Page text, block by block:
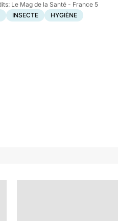
Le Mag de la Santé - France 5
INSECTE HYGIÈNE